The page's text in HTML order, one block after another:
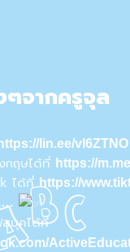
ๆจากครูจุล
https://lin.ee/vI6ZTNO
กฤษได้ที่ https://
ได้ที่https://
สบุคได้ที่